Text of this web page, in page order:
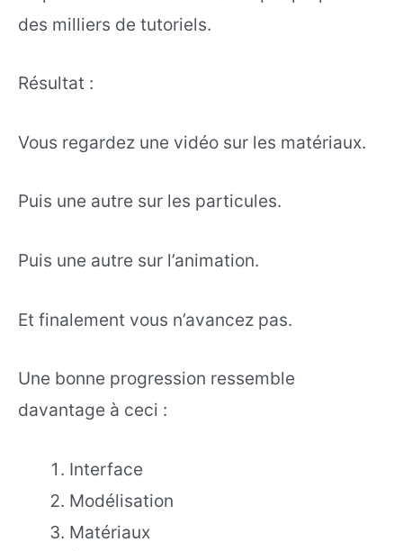
des milliers de tutoriels.
Résultat :
Vous regardez une vidéo sur les matériaux.
Puis une autre sur les particules.
Puis une autre sur l’animation.
Et finalement vous n’avancez pas.
Une bonne progression ressemble
davantage à ceci :
Interface
Modélisation
Matériaux